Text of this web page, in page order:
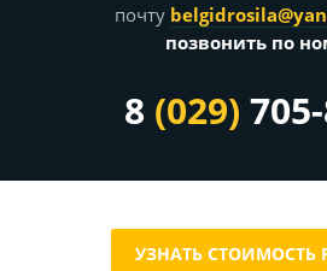
почту
позвонить по
8 (029)
УЗНАТЬ СТОИМОСТЬ